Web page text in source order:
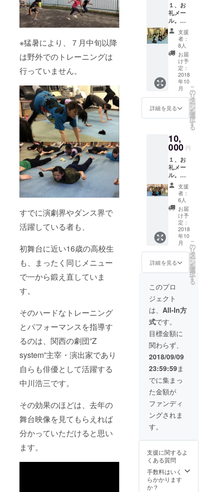
※猛暑により、７月中旬以降
は野外でのトレーニングは
行っていません。
すでに演劇界やダンス界で
活躍している者も、
初舞台に近い16歳の高校生
も、まったく同じメニュー
で一から鍛え直していま
す。
そのハードなトレーニング
とパフォーマンスを指導す
るのは、関西の劇団”Z
system”主宰・演出家であり
自らも俳優として活躍する
中川浩三です。
その効果のほどは、去年の
舞台映像を見てもらえれば
分かっていただけると思い
ます。
１、お
礼メー
ル。
２、公
演記録
DVDの
スタッ
フロー
ルにお
名前を
記載。
３、８
月２３
日夜に
行われ
のご招
待。
（８月
２１日
までの
ご支援
限定）
４、８
月２９
日昼に
行われ
る公開
リハー
サルへ
のご招
待。
（８月
ご支援
支援
者：
8人
お届
け予
定：
2018
年10
月
詳細を見る
こ
の
リ
タ
ー
ン
を
選
択
す
る
10,
000 円
１、お
礼メー
ル。
２、公
演記録
DVDの
スタッ
フロー
ルにお
名前を
記載。
３、８
月２３
日夜に
行われ
稽古へ
のご招
待。
（８月
２１日
までの
ご支援
限定）
４、８
月２９
日昼に
行われ
る公開
リハー
サルへ
のご招
待。
（８月
ご支援
５、ス
テージ
終了後
の出演
支援
者：
6人
お届
け予
定：
2018
年10
月
詳細を見る
こ
の
リ
タ
ー
ン
を
選
択
す
る
このプロ
ジェクト
は、 All-In方
式です。
目標金額に
関わらず、
2018/09/09
23:59:59ま
でに集まっ
た金額が
ファンディ
ングされま
す。
支援に関するよ
くある質問
手数料はいく
らかかります
か？